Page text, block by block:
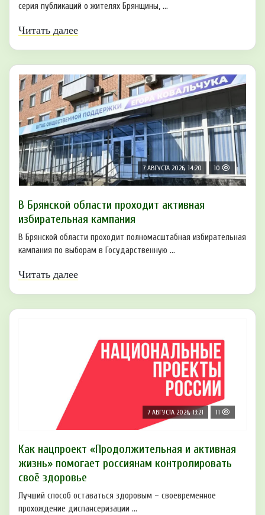
серия публикаций о жителях Брянщины, ...
Читать далее
7 АВГУСТА 2026, 14:20 10
В Брянской области проходит активная
избирательная кампания
В Брянской области проходит полномасштабная избирательная
кампания по выборам в Государственную ...
Читать далее
7 АВГУСТА 2026, 13:21 11
Как нацпроект «Продолжительная и активная
жизнь» помогает россиянам контролировать
своё здоровье
Лучший способ оставаться здоровым – своевременное
прохождение диспансеризации ...